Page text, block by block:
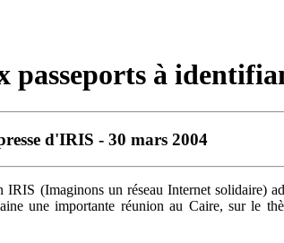
à
d'IRIS - 30 mars 2004
(Imaginons un réseau Internet solidaire)
une importante réunion au Caire, sur le